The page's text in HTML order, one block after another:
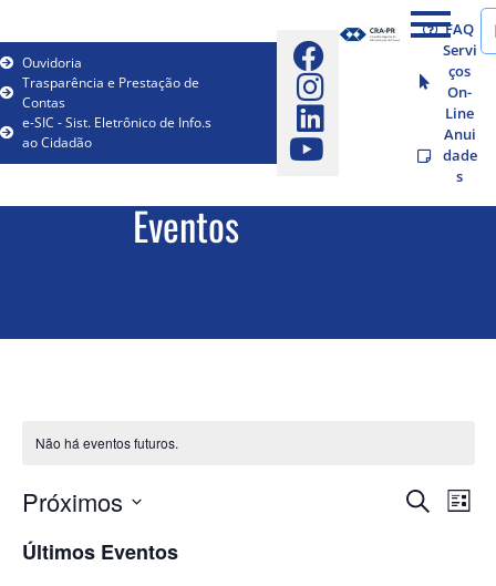
Ouvidoria
Trasparência e Prestação de
Contas
e-SIC - Sist. Eletrônico de Info.s
ao Cidadão
FAQ
Servi
ços
On-
Line
Anui
dade
s
Eventos
Não há eventos futuros.
Procurar
Lista
Próximos
a
data.
Últimos Eventos